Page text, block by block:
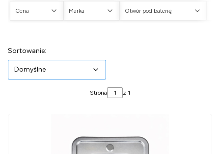
Cena Marka Otwór pod baterię
Lista produktów
Sortowanie:
Domyślne
Strona z 1